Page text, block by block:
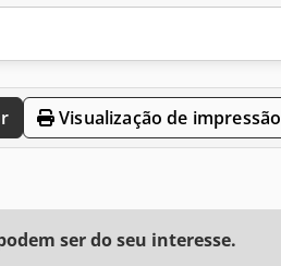
Visualização de impressão
ser do seu interesse.